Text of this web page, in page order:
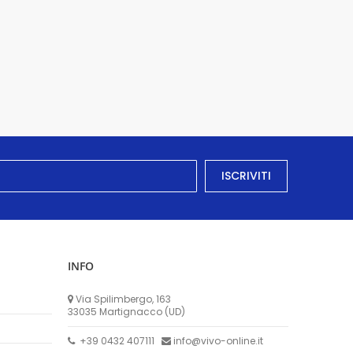
ISCRIVITI
INFO
Via Spilimbergo, 163
33035 Martignacco (UD)
+39 0432 407111 info@vivo-online.it